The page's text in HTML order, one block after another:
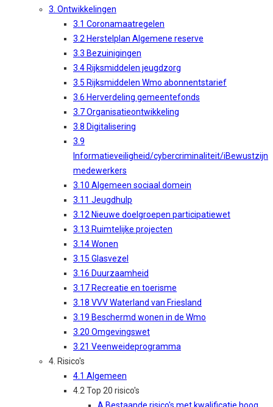
3. Ontwikkelingen
3.1 Coronamaatregelen
3.2 Herstelplan Algemene reserve
3.3 Bezuinigingen
3.4 Rijksmiddelen jeugdzorg
3.5 Rijksmiddelen Wmo abonnentstarief
3.6 Herverdeling gemeentefonds
3.7 Organisatieontwikkeling
3.8 Digitalisering
3.9
Informatieveiligheid/cybercriminaliteit/iBewustzijn
medewerkers
3.10 Algemeen sociaal domein
3.11 Jeugdhulp
3.12 Nieuwe doelgroepen participatiewet
3.13 Ruimtelijke projecten
3.14 Wonen
3.15 Glasvezel
3.16 Duurzaamheid
3.17 Recreatie en toerisme
3.18 VVV Waterland van Friesland
3.19 Beschermd wonen in de Wmo
3.20 Omgevingswet
3.21 Veenweideprogramma
4. Risico's
4.1 Algemeen
4.2 Top 20 risico's